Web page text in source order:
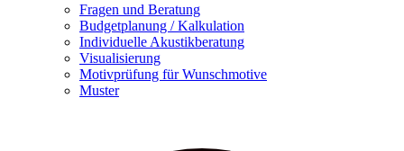
Fragen und Beratung
Budgetplanung / Kalkulation
Individuelle Akustikberatung
Visualisierung
Motivprüfung für Wunschmotive
Muster